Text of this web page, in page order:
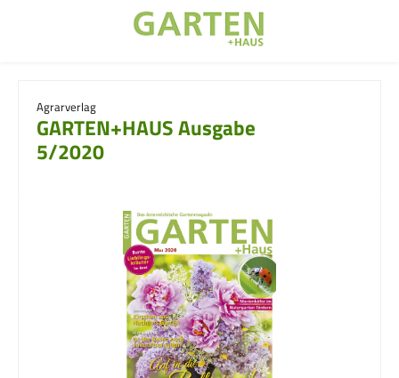
Agrarverlag
GARTEN+HAUS Ausgabe
5/2020
Bildergalerie überspringen